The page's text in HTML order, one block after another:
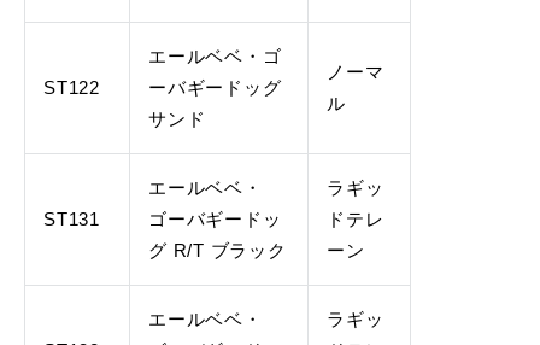
ST122
エールベベ・ゴ
ーバギードッグ
サンド
ノーマ
ル
ST131
エールベベ・
ゴーバギードッ
グ R/T ブラック
ラギッ
ドテレ
ーン
エールベベ・
ラギッ